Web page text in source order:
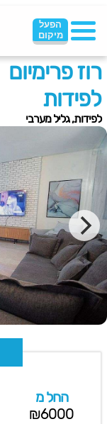
הפעל
מיקום
רוז פרימיום
לפידות
לפידות, גליל מערבי
החל מ
₪6000